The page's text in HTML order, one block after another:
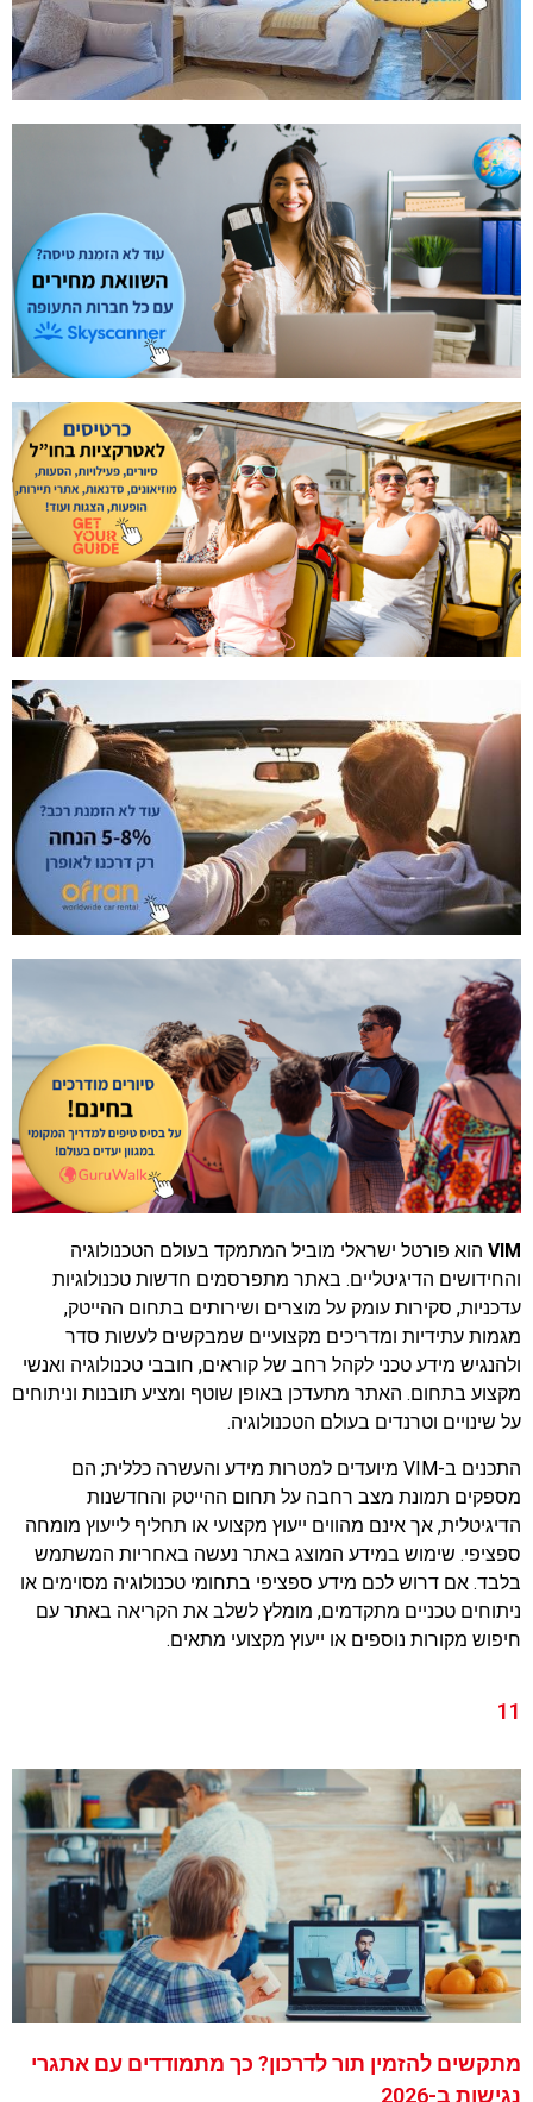
VIM הוא פורטל ישראלי מוביל המתמקד בעולם הטכנולוגיה
והחידושים הדיגיטליים. באתר מתפרסמים חדשות טכנולוגיות
עדכניות, סקירות עומק על מוצרים ושירותים בתחום ההייטק,
מגמות עתידיות ומדריכים מקצועיים שמבקשים לעשות סדר
ולהנגיש מידע טכני לקהל רחב של קוראים, חובבי טכנולוגיה ואנשי
מקצוע בתחום. האתר מתעדכן באופן שוטף ומציע תובנות וניתוחים
על שינויים וטרנדים בעולם הטכנולוגיה.
התכנים ב-VIM מיועדים למטרות מידע והעשרה כללית; הם
מספקים תמונת מצב רחבה על תחום ההייטק והחדשנות
הדיגיטלית, אך אינם מהווים ייעוץ מקצועי או תחליף לייעוץ מומחה
ספציפי. שימוש במידע המוצג באתר נעשה באחריות המשתמש
בלבד. אם דרוש לכם מידע ספציפי בתחומי טכנולוגיה מסוימים או
ניתוחים טכניים מתקדמים, מומלץ לשלב את הקריאה באתר עם
חיפוש מקורות נוספים או ייעוץ מקצועי מתאים.
11
מתקשים להזמין תור לדרכון? כך מתמודדים עם אתגרי
נגישות ב-2026